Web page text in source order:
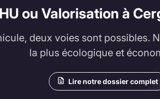
ou Valorisation à
deux voies sont possibles.
la plus écologique et
Lire notre dossier complet